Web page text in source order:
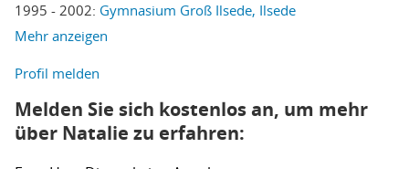
1995 - 2002: Gymnasium Groß Ilsede, Ilsede
Mehr anzeigen
Profil melden
Melden Sie sich kostenlos an, um mehr
über Natalie zu erfahren: